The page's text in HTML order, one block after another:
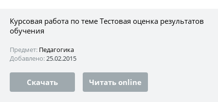
Курсовая работа по теме Тестовая оценка результатов
обучения
Предмет: Педагогика
Добавлено:25.02.2015
Скачать Читать online